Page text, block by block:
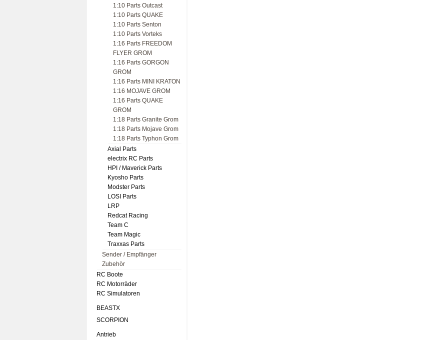
1:10 Parts Outcast
1:10 Parts QUAKE
1:10 Parts Senton
1:10 Parts Vorteks
1:16 Parts FREEDOM
FLYER GROM
1:16 Parts GORGON
GROM
1:16 Parts MINI KRATON
1:16 MOJAVE GROM
1:16 Parts QUAKE
GROM
1:18 Parts Granite Grom
1:18 Parts Mojave Grom
1:18 Parts Typhon Grom
Axial Parts
electrix RC Parts
HPI / Maverick Parts
Kyosho Parts
Modster Parts
LOSI Parts
LRP
Redcat Racing
Team C
Team Magic
Traxxas Parts
Sender / Empfänger
Zubehör
RC Boote
RC Motorräder
RC Simulatoren
BEASTX
SCORPION
Antrieb